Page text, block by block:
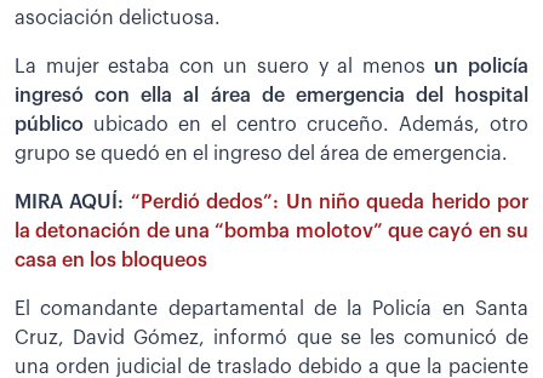
asociación delictuosa.
La mujer estaba con un suero y al menos un policía
ingresó con ella al área de emergencia del hospital
público ubicado en el centro cruceño. Además, otro
grupo se quedó en el ingreso del área de emergencia.
MIRA AQUÍ: “Perdió dedos”: Un niño queda herido por
la detonación de una “bomba molotov” que cayó en su
casa en los bloqueos
El comandante departamental de la Policía en Santa
Cruz, David Gómez, informó que se les comunicó de
una orden judicial de traslado debido a que la paciente